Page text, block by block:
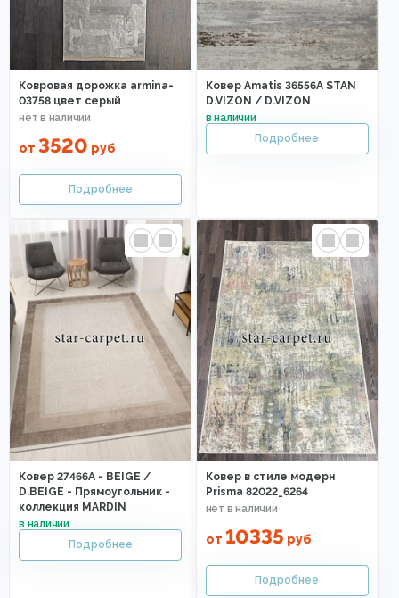
Ковровая дорожка armina-
03758 цвет серый
от 3520 руб
Ковер Amatis 36556A STAN
D.VIZON / D.VIZON
Ковер 27466A - BEIGE /
D.BEIGE - Прямоугольник -
коллекция MARDIN
Ковер в стиле модерн
Prisma 82022_6264
от 10335 руб